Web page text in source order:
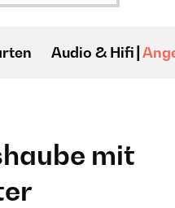
Audio & Hifi
mit